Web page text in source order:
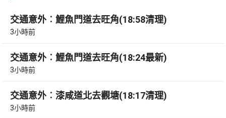
交通意外︰鯉魚門道去旺角(18:58清理)
3小時前
交通意外︰鯉魚門道去旺角(18:24最新)
3小時前
交通意外︰漆咸道北去觀塘(18:17清理)
3小時前